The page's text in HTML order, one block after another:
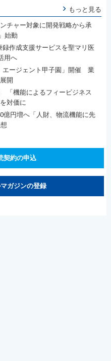
もっと見る
チャー対象に開発戦略から承
始動
作成支援サービスを聖マリ医
用へ
エージェント甲子園」開催 業
開
機能によるフィービジネス
対価に
円増へ「人財、物流機能に先
契約の申込
ガジンの登録